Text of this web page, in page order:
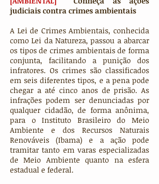
judiciais contra crimes ambientais
A Lei de Crimes Ambientais, conhecida
como Lei da Natureza, passou a abarcar
os tipos de crimes ambientais de forma
conjunta, facilitando a punição dos
infratores. Os crimes são classificados
em seis diferentes tipos, e a pena pode
chegar a até cinco anos de prisão. As
infrações podem ser denunciadas por
qualquer cidadão, de forma anônima,
para o Instituto Brasileiro do Meio
Ambiente e dos Recursos Naturais
Renováveis (Ibama) e a ação pode
tramitar tanto em varas especializadas
de Meio Ambiente quanto na esfera
estadual e federal.